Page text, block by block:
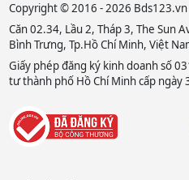
Copyright © 2016 - 2026 Bds123.vn
Căn 02.34, Lầu 2, Tháp 3, The Sun
Bình Trưng, Tp.Hồ Chí Minh, Việt
Giấy phép đăng ký kinh doanh số
tư thành phố Hồ Chí Minh cấp ngày